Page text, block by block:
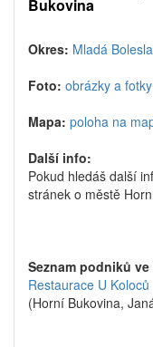
Bukovina
Okres: Mladá
Foto: obrázky a
Mapa: poloha na
Další info:
Pokud hledáš další
stránek o městě
Seznam podniků
Restaurace U Koloců
(Horní Bukovina,